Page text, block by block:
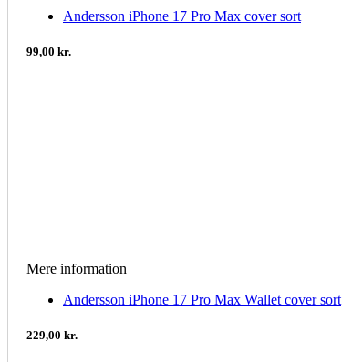
Andersson iPhone 17 Pro Max cover sort
99,00 kr.
Mere information
Andersson iPhone 17 Pro Max Wallet cover sort
229,00 kr.